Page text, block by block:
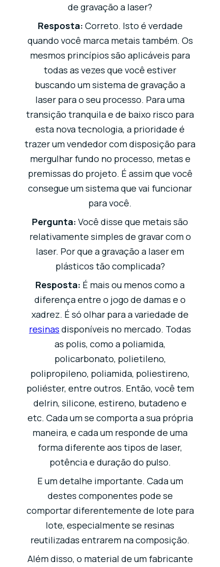
de gravação a laser?
Resposta: Correto. Isto é verdade
quando você marca metais também. Os
mesmos princípios são aplicáveis para
todas as vezes que você estiver
buscando um sistema de gravação a
laser para o seu processo. Para uma
transição tranquila e de baixo risco para
esta nova tecnologia, a prioridade é
trazer um vendedor com disposição para
mergulhar fundo no processo, metas e
premissas do projeto. É assim que você
consegue um sistema que vai funcionar
para você.
Pergunta: Você disse que metais são
relativamente simples de gravar com o
laser. Por que a gravação a laser em
plásticos tão complicada?
Resposta: É mais ou menos como a
diferença entre o jogo de damas e o
xadrez. É só olhar para a variedade de
resinas disponíveis no mercado. Todas
as polis, como a poliamida,
policarbonato, polietileno,
polipropileno, poliamida, poliestireno,
poliéster, entre outros. Então, você tem
delrin, silicone, estireno, butadeno e
etc. Cada um se comporta a sua própria
maneira, e cada um responde de uma
forma diferente aos tipos de laser,
potência e duração do pulso.
E um detalhe importante. Cada um
destes componentes pode se
comportar diferentemente de lote para
lote, especialmente se resinas
reutilizadas entrarem na composição.
Além disso, o material de um fabricante